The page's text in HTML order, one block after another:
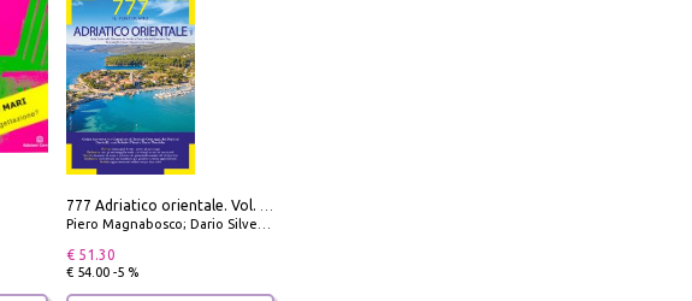
Piero Magnabosco; Dario Silvestro; Marco Sbrizzi
€ 51.30
€ 54.00 -5 %